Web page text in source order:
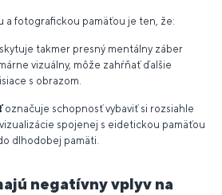
a fotografickou pamäťou je ten, že:
takmer presný mentálny záber
vizuálny, môže zahŕňať ďalšie
s obrazom.
označuje schopnosť vybaviť si rozsiahle
spojenej s eidetickou pamäťou
dlhodobej pamäti.
negatívny vplyv na